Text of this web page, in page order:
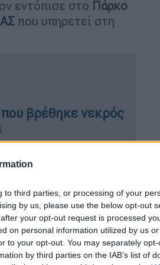
to third parties, or processing of your
by us, please use the below opt-out
your opt-out request is processed
on personal information utilized by us
to your opt-out. You may separately
by third parties on the IAB’s list of
εντόπισε στο Πάρκο
που υπηρετεί στη
βρέθηκε νεκρός
σε πολύ κοντινή
Όταν έφτασε, είδε